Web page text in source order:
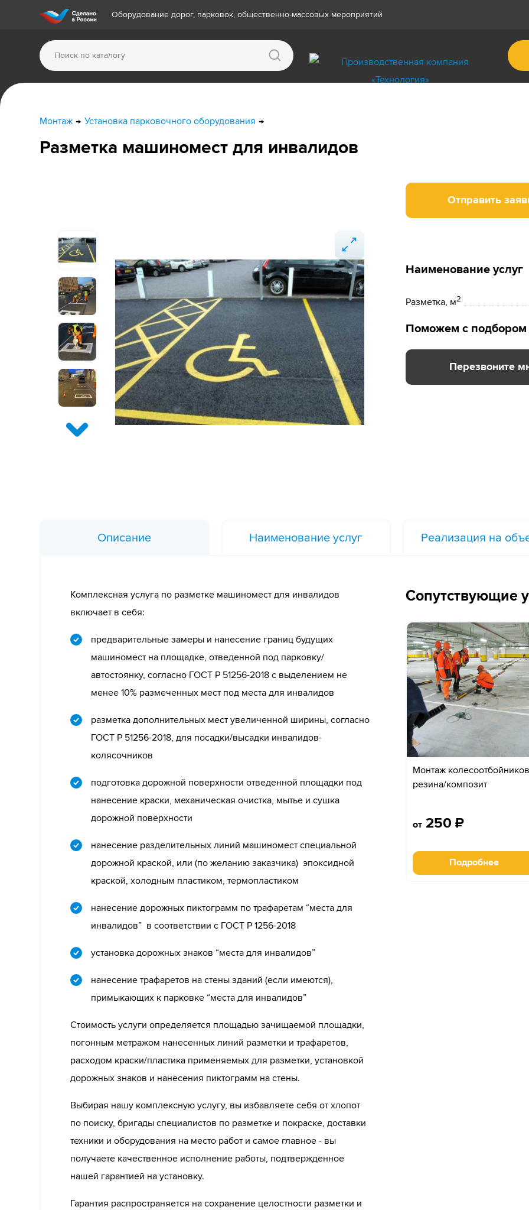
Оборудование дорог, парковок, общественно-массовых мероприятий
Монтаж Установка парковочного оборудования
Разметка машиномест для инвалидов
Отправить
Наименование услуг
Разметка, м2
Поможем с подбором
Перезвоните
Описание Наименование услуг Реализация на
Комплексная услуга по разметке машиномест для инвалидов
включает в себя:
предварительные замеры и нанесение границ будущих
машиномест на площадке, отведенной под парковку/
автостоянку, согласно ГОСТ Р 51256-2018 с выделением не
менее 10% размеченных мест под места для инвалидов
разметка дополнительных мест увеличенной ширины, согласно
ГОСТ Р 51256-2018, для посадки/высадки инвалидов-
колясочников
подготовка дорожной поверхности отведенной площадки под
нанесение краски, механическая очистка, мытье и сушка
дорожной поверхности
нанесение разделительных линий машиномест специальной
дорожной краской, или (по желанию заказчика) эпоксидной
краской, холодным пластиком, термопластиком
нанесение дорожных пиктограмм по трафаретам “места для
инвалидов” в соответствии с ГОСТ Р 1256-2018
установка дорожных знаков “места для инвалидов”
нанесение трафаретов на стены зданий (если имеются),
примыкающих к парковке “места для инвалидов”
Стоимость услуги определяется площадью зачищаемой площадки,
погонным метражом нанесенных линий разметки и трафаретов,
расходом краски/пластика применяемых для разметки, установкой
дорожных знаков и нанесения пиктограмм на стены.
Выбирая нашу комплексную услугу, вы избавляете себя от хлопот
по поиску, бригады специалистов по разметке и покраске, доставки
техники и оборудования на место работ и самое главное - вы
получаете качественное исполнение работы, подтвержденное
нашей гарантией на установку.
Гарантия распространяется на сохранение целостности разметки и
Сопутствующие
Монтаж колесоотбойников
резина/композит
от 250 ₽
Подробнее